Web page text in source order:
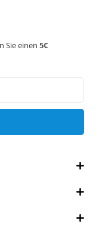
Sie einen 5€